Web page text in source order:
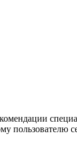
пользователю